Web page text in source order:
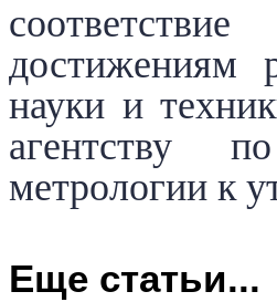
достижениям
науки и
агентству
метрологии к
Еще статьи...